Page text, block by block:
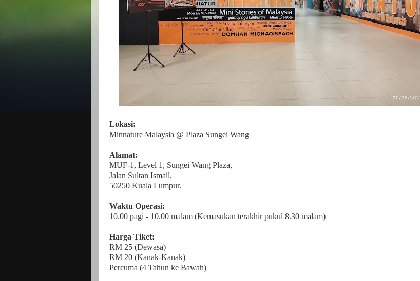
Lokasi:
Minnature Malaysia @ Plaza Sungei Wang
Alamat:
MUF-1, Level 1, Sungei Wang Plaza,
Jalan Sultan Ismail,
50250 Kuala Lumpur.
Waktu Operasi:
10.00 pagi - 10.00 malam (Kemasukan terakhir pukul 8.30 malam)
Harga Tiket:
RM 25 (Dewasa)
RM 20 (Kanak-Kanak)
Percuma (4 Tahun ke Bawah)